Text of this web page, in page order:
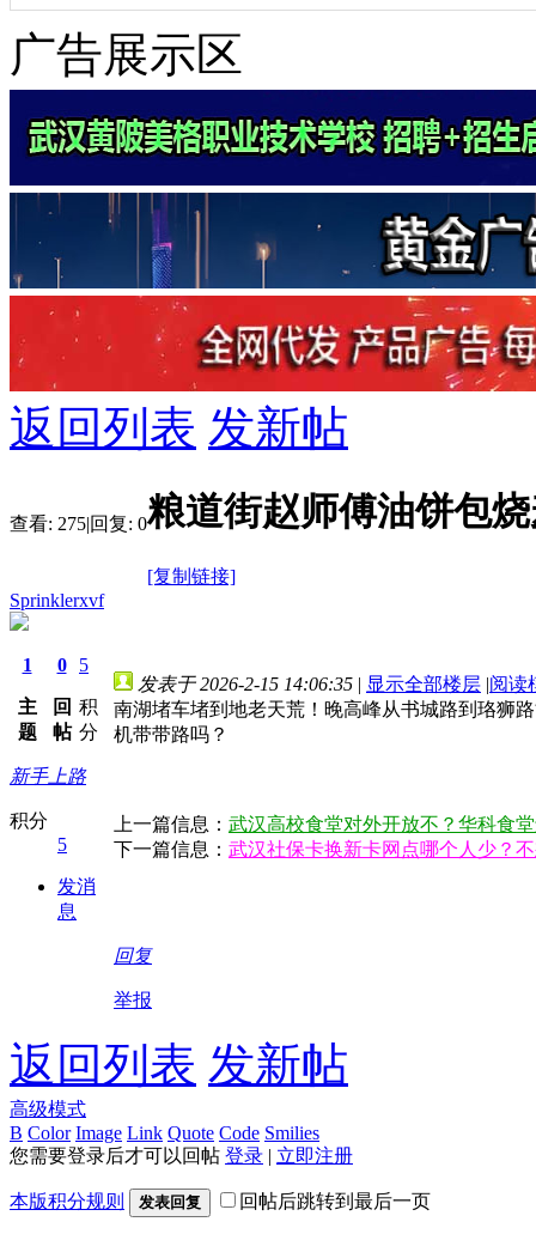
广告展示区
返回列表 发新帖
查看: 275|回复: 0粮道街赵师傅油饼包
[复制链接]
Sprinklerxvf
1
主
题
0
回
帖
5
积
分
新手上路
积分
5
发消
息
发表于 2026-2-15 14:06:35 | 显示全部楼层 |阅读
南湖堵车堵到地老天荒！晚高峰从书城路到珞狮
机带带路吗？
上一篇信息： 武汉高校食堂对外开放不？华科食
下一篇信息： 武汉社保卡换新卡网点哪个人少？
回复
举报
返回列表 发新帖
高级模式
B Color Image Link Quote Code Smilies
您需要登录后才可以回帖 登录 | 立即注册
本版积分规则 发表回复 回帖后跳转到最后一页